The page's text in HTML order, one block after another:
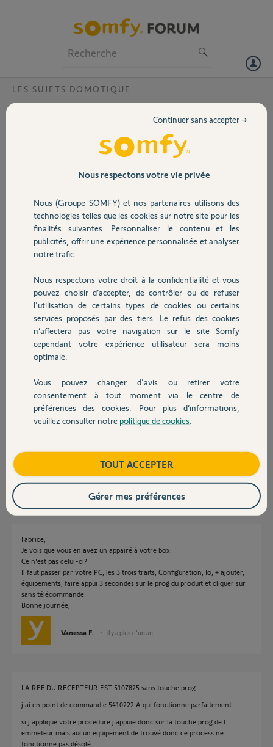
Volet
Sécurité
Domotique
Chauffage
Autres produits
Devis avec un pro
Contact
LES SUJETS DOMOTIQUE
Smmove lighting io impossible a associer a
Avac tahoma V2 , comment associer smoove lighting io ( avec
recepeteur ligthing receveur io) avec la tahoma , comment assicier au
FABRICE P.
Participer au fil de discussion
Réponses
Bonjour Fabrice,
Quel est le code PIN de votre Tahoma?
Merci,
FABRICE P. il y a plus d'un an
Fabrice,
Je vois que vous en avez un appairé à votre box.
Ce n'est pas celui-ci?
Il faut passer par votre PC, les 3 trois traits, Configuration, Io, + ajouter,
équipements, faire appui 3 secondes sur le prog du produit et cliquer sur
sans télécommande.
Bonne journée,
Vanessa F. il y a plus d'un an
LA REF DU RECEPTEUR EST 5107825 sans touche prog
j ai en point de command e 5410222 A qui fonctionne parfaitement
si j applique votre procedure j appuie donc sur la touche prog de l
emmeteur mais aucun equipement de trouvé donc ce process ne
fonctionne pas désolé
Nous respectons votre vie privée
Nous (Groupe SOMFY) et nos partenaires utilisons des
technologies telles que les cookies sur notre site pour les
finalités suivantes: Personnaliser le contenu et les
publicités, offrir une expérience personnalisée et analyser
notre trafic.
Nous respectons votre droit à la confidentialité et vous
pouvez choisir d’accepter, de contrôler ou de refuser
l'utilisation de certains types de cookies ou certains
services proposés par des tiers. Le refus des cookies
n’affectera pas votre navigation sur le site Somfy
cependant votre expérience utilisateur sera moins
optimale.
Vous pouvez changer d'avis ou retirer votre
consentement à tout moment via le centre de
préférences des cookies. Pour plus d’informations,
veuillez consulter notre politique de cookies
Continuer sans accepter →
TOUT ACCEPTER
Gérer mes préférences